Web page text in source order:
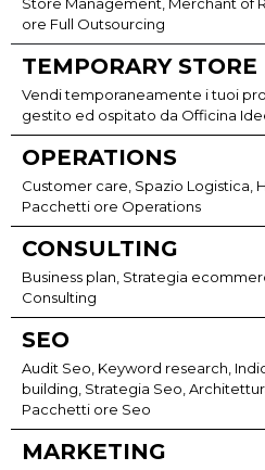
ore Full Outsourcing
TEMPORARY STORE
Vendi temporaneamente i tuoi
gestito ed ospitato da Officina
OPERATIONS
Customer care, Spazio Logistica,
Pacchetti ore Operations
CONSULTING
Business plan, Strategia
Consulting
SEO
Audit Seo, Keyword research,
building, Strategia Seo,
Pacchetti ore Seo
MARKETING